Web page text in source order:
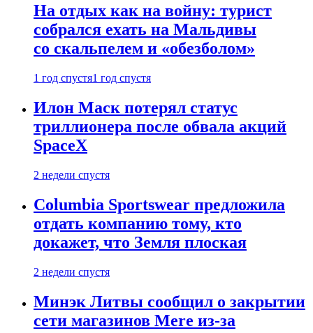
На отдых как на войну: турист
собрался ехать на Мальдивы
со скальпелем и «обезболом»
1 год спустя1 год спустя
Илон Маск потерял статус
триллионера после обвала акций
SpaceX
2 недели спустя
Columbia Sportswear предложила
отдать компанию тому, кто
докажет, что Земля плоская
2 недели спустя
Минэк Литвы сообщил о закрытии
сети магазинов Mere из-за